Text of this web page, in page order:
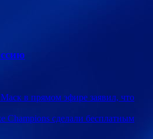
в прямом эфире заявил, что
Champions сделали бесплатным